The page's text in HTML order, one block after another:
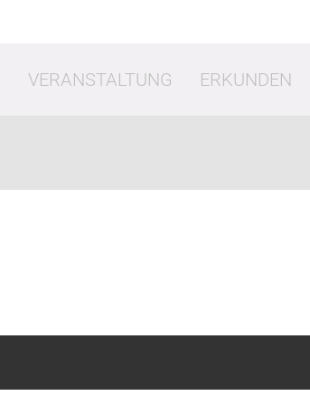
VERANSTALTUNG ERKUNDEN